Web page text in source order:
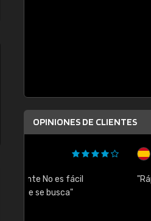
OPINIONES DE CLIENTES
Uno Signs Makers, S.L.
"Rápido y bien"